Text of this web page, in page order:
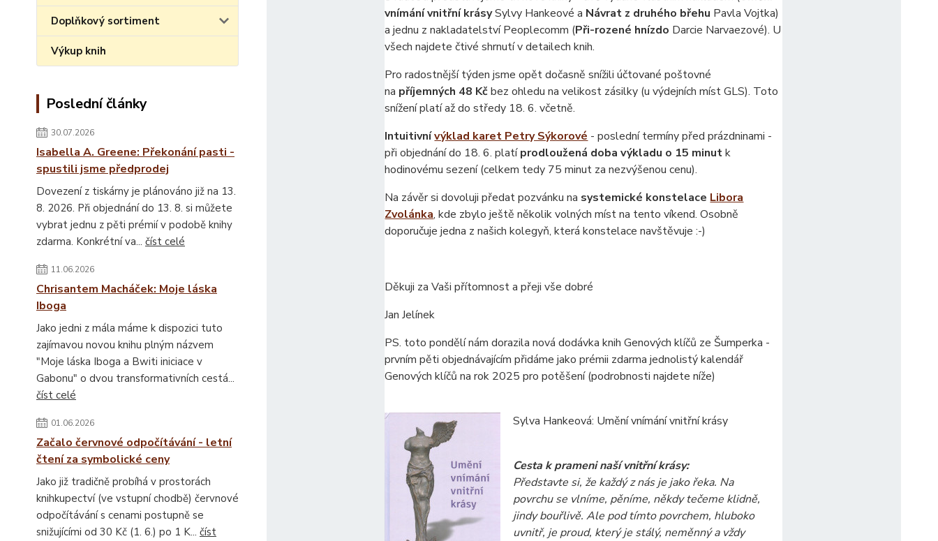
Doplňkový sortiment
Výkup knih
Poslední články
30.07.2026
Isabella A. Greene: Překonání pasti -
spustili jsme předprodej
Dovezení z tiskárny je plánováno již na 13.
8. 2026. Při objednání do 13. 8. si můžete
vybrat jednu z pěti prémií v podobě knihy
zdarma. Konkrétní va... číst celé
11.06.2026
Chrisantem Macháček: Moje láska
Iboga
Jako jedni z mála máme k dispozici tuto
zajímavou novou knihu plným názvem
"Moje láska Iboga a Bwiti iniciace v
Gabonu" o dvou transformativních cestá...
číst celé
01.06.2026
Začalo červnové odpočítávání - letní
čtení za symbolické ceny
Jako již tradičně probíhá v prostorách
knihkupectví (ve vstupní chodbě) červnové
odpočítávání s cenami postupně se
snižujícími od 30 Kč (1. 6.) po 1 K... číst
vnímání vnitřní krásySylvy Hankeové a Návrat z druhého břehu Pavla Vojtka)
a jednu z nakladatelství Peoplecomm (Při-rozené hnízdo Darcie Narvaezové). U
všech najdete čtivé shrnutí v detailech knih.
Pro radostnější týden jsme opět dočasně snížili účtované poštovné
na příjemných 48 Kčbez ohledu na velikost zásilky (u výdejních míst GLS). Toto
snížení platí až do středy 18. 6. včetně.
Intuitivnívýklad karet Petry Sýkorové - poslední termíny před prázdninami -
při objednání do 18. 6. platíprodloužená doba výkladu o 15 minutk
hodinovému sezení (celkem tedy 75 minut za nezvýšenou cenu).
Na závěr si dovoluji předat pozvánku na systemické konstelace Libora
Zvolánka, kde zbylo ještě několik volných míst na tento víkend. Osobně
doporučuje jedna z našich kolegyň, která konstelace navštěvuje :-)
Děkuji za Vaši přítomnost a přeji vše dobré
Jan Jelínek
PS. toto pondělí nám dorazila nová dodávka knih Genových klíčů ze Šumperka -
prvním pěti objednávajícím přidáme jako prémii zdarma jednolistý kalendář
Genových klíčů na rok 2025 pro potěšení (podrobnosti najdete níže)
Sylva Hankeová: Umění vnímání vnitřní krásy
Cesta k prameni naší vnitřní krásy:
Představte si, že každý z nás je jako řeka. Na
povrchu se vlníme, pěníme, někdy tečeme klidně,
jindy bouřlivě. Ale pod tímto povrchem, hluboko
uvnitř, je proud, který je stálý, neměnný a vždy